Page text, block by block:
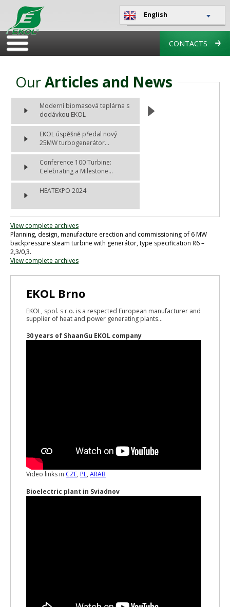
English
CONTACTS
OurArticles and News
Moderní biomasová teplárna s
dodávkou EKOL
EKOL úspěšně předal nový
25MW turbogenerátor...
Conference 100 Turbine:
Celebrating a Milestone...
HEATEXPO 2024
View complete archives
Planning, design, manufacture erection and commissioning of 6 MW
backpressure steam turbine with generátor, type specification R6 –
2,3/0,3.
View complete archives
EKOL Brno
EKOL, spol. s r.o. is a respected European manufacturer and
supplier of heat and power generating plants...
30 years of ShaanGu EKOL company
Video links in CZE, PL, ARAB
Bioelectric plant in Sviadnov